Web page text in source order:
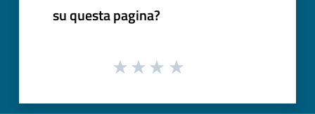
su questa pagina?